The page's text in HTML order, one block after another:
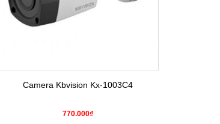
Camera Kbvision Kx-1003C4
770.000₫